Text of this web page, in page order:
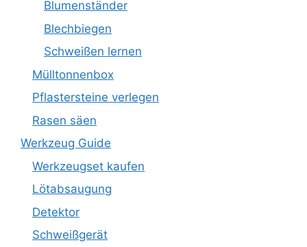
Blumenständer
Blechbiegen
Schweißen lernen
Mülltonnenbox
Pflastersteine verlegen
Rasen säen
Werkzeug Guide
Werkzeugset kaufen
Lötabsaugung
Detektor
Schweißgerät